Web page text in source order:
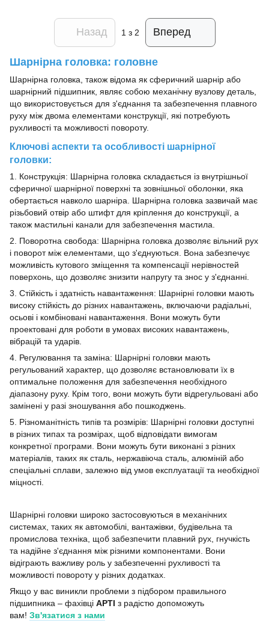
Назад 1 з 2 Вперед
Шарнірна головка: головне
Шарнірна головка, також відома як сферичний шарнір або
шарнірний підшипник, являє собою механічну вузлову деталь,
що використовується для з'єднання та забезпечення плавного
руху між двома елементами конструкції, які потребують
рухливості та можливості повороту.
Ключові аспекти та особливості шарнірної
головки:
1. Конструкція: Шарнірна головка складається із внутрішньої
сферичної шарнірної поверхні та зовнішньої оболонки, яка
обертається навколо шарніра. Шарнірна головка зазвичай має
різьбовий отвір або штифт для кріплення до конструкції, а
також мастильні канали для забезпечення мастила.
2. Поворотна свобода: Шарнірна головка дозволяє вільний рух
і поворот між елементами, що з'єднуються. Вона забезпечує
можливість кутового зміщення та компенсації нерівностей
поверхонь, що дозволяє знизити напругу та знос у з'єднанні.
3. Стійкість і здатність навантаження: Шарнірні головки мають
високу стійкість до різних навантажень, включаючи радіальні,
осьові і комбіновані навантаження. Вони можуть бути
проектовані для роботи в умовах високих навантажень,
вібрацій та ударів.
4. Регулювання та заміна: Шарнірні головки мають
регульований характер, що дозволяє встановлювати їх в
оптимальне положення для забезпечення необхідного
діапазону руху. Крім того, вони можуть бути відрегульовані або
замінені у разі зношування або пошкоджень.
5. Різноманітність типів та розмірів: Шарнірні головки доступні
в різних типах та розмірах, щоб відповідати вимогам
конкретної програми. Вони можуть бути виконані з різних
матеріалів, таких як сталь, нержавіюча сталь, алюміній або
спеціальні сплави, залежно від умов експлуатації та необхідної
міцності.
Шарнірні головки широко застосовуються в механічних
системах, таких як автомобілі, вантажівки, будівельна та
промислова техніка, щоб забезпечити плавний рух, гнучкість
та надійне з'єднання між різними компонентами. Вони
відіграють важливу роль у забезпеченні рухливості та
можливості повороту у різних додатках.
Якщо у вас виникли проблеми з підбором правильного
підшипника – фахівці АРТІ з радістю допоможуть
вам! Зв'язатися з нами